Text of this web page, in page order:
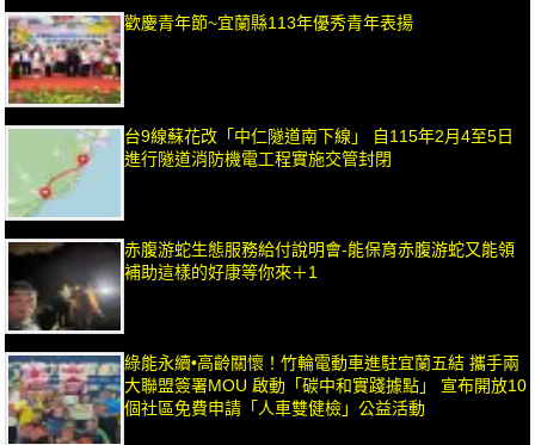
歡慶青年節~宜蘭縣113年優秀青年表揚
台9線蘇花改「中仁隧道南下線」 自115年2月4至5日
進行隧道消防機電工程實施交管封閉
赤腹游蛇生態服務給付說明會-能保育赤腹游蛇又能領
補助這樣的好康等你來＋1
綠能永續•高齡關懷！竹輪電動車進駐宜蘭五結 攜手兩
大聯盟簽署MOU 啟動「碳中和實踐據點」 宣布開放10
個社區免費申請「人車雙健檢」公益活動